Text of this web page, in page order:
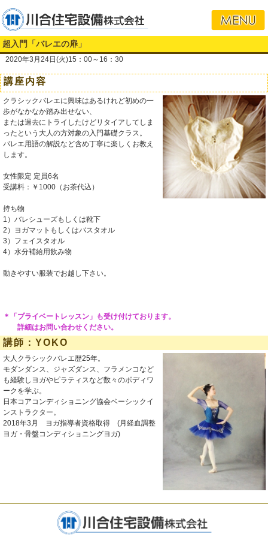
超入門「バレエの扉」
2020年3月24日(火)15：00～16：30
講座内容
クラシックバレエに興味はあるけれど初めの一
歩がなかなか踏み出せない、
または過去にトライしたけどリタイアしてしま
ったという大人の方対象の入門基礎クラス。
バレエ用語の解説など含め丁寧に楽しくお教え
します。
女性限定 定員6名
受講料：￥1000（お茶代込）
持ち物
1）バレシューズもしくは靴下
2）ヨガマットもしくはバスタオル
3）フェイスタオル
4）水分補給用飲み物
動きやすい服装でお越し下さい。
＊「プライベートレッスン」も受け付けております。
詳細はお問い合わせください。
講師：YOKO
大人クラシックバレエ歴25年。
モダンダンス、ジャズダンス、フラメンコなど
も経験しヨガやピラティスなど数々のボディワ
ークを学ぶ。
日本コアコンディショニング協会ベーシックイ
ンストラクター。
2018年3月 ヨガ指導者資格取得 (月経血調整
ヨガ・骨盤コンディショニングヨガ)